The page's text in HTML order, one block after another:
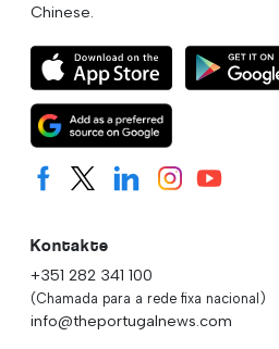
Chinese.
Kontakte
+351 282 341 100
(Chamada para a rede fixa nacional)
info@theportugalnews.com